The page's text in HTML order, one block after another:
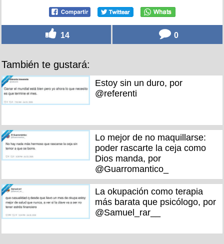
14 0
También te gustará:
Estoy sin un duro, por
@referenti
Lo mejor de no maquillarse:
poder rascarte la ceja como
Dios manda, por
@Guarromantico_
La okupación como terapia
más barata que psicólogo, por
@Samuel_rar__